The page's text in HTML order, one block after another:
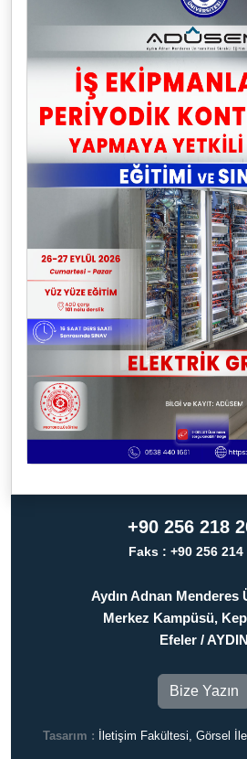
+90 256 218
Faks : +90 256 214
Aydın Adnan Menderes
Merkez Kampüsü,
Efeler / AYDIN
Bize Yazın
Tasarım : İletişim Fakültesi, Görsel